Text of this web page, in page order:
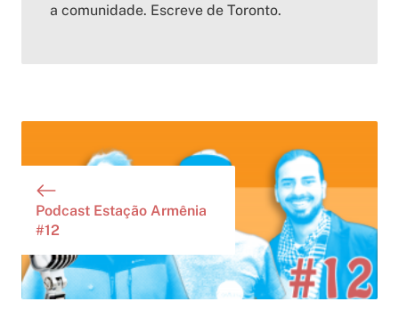
a comunidade. Escreve de Toronto.
Podcast Estação Armênia
#12